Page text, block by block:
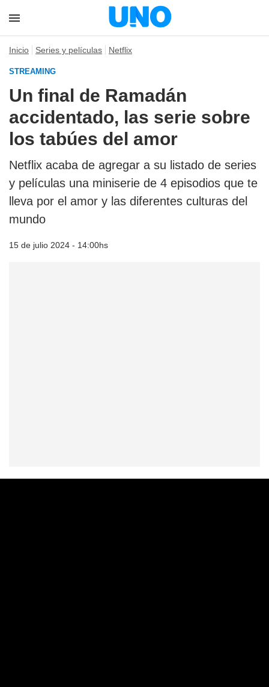
Inicio Series y películas Netflix
STREAMING
Un final de Ramadán
accidentado, las serie sobre
los tabúes del amor
Netflix acaba de agregar a su listado de series
y películas una miniserie de 4 episodios que te
lleva por el amor y las diferentes culturas del
mundo
15 de julio 2024 - 14:00hs